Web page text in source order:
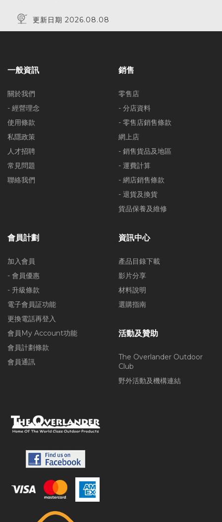
更新日期 2026.08.08
一般資訊
關於我們
- 經營理念
使用條款
私隱政策
人才招聘
常見問題
聯絡我們
銷售
零售店
- 分店資料
- 零售店銷售條款
網上店
- 銷售貨品及地區
- 運費計算
- 網店銷售條款
- 退貨及換貨
貨品保養及維修
會員計劃
加入會員
- 會員優惠
- 升級條款
電子會員証功能
更換電話再登入
會員My Account功能
會員計劃條款
會員通訊
資訊中心
產品目錄下載
影片分享
材料說明
選購指南
活動及贊助
The Overlander Outdoor
Club
野外活動及機構連結